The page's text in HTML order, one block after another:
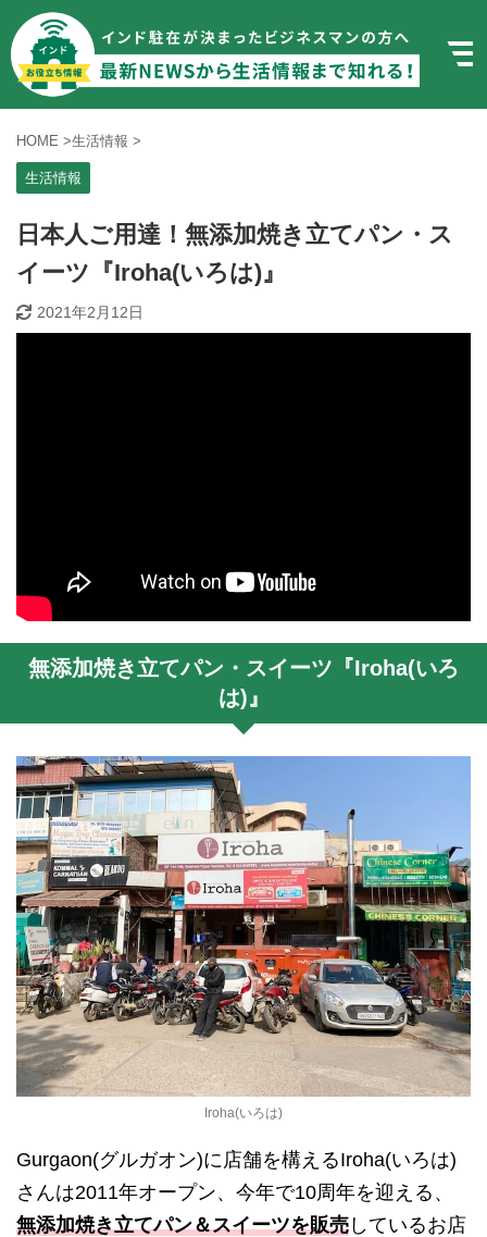
HOME >生活情報 >
生活情報
日本人ご用達！無添加焼き立てパン・ス
イーツ『Iroha(いろは)』
2021年2月12日
無添加焼き立てパン・スイーツ『Iroha(いろ
は)』
Iroha(いろは)
Gurgaon(グルガオン)に店舗を構えるIroha(いろは)
さんは2011年オープン、今年で10周年を迎える、
無添加焼き立てパン＆スイーツを販売 しているお店